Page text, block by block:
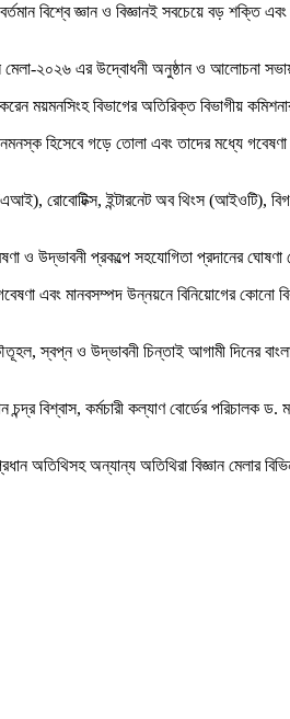
বিশ্বে জ্ঞান ও বিজ্ঞানই সবচেয়ে বড়
মেলা-২০২৬ এর উদ্বোধনী অনুষ্ঠান ও আলোচনা
ময়মনসিংহ বিভাগের অতিরিক্ত বিভাগীয়
হিসেবে গড়ে তোলা এবং তাদের মধ্যে
ইন্টারনেট অব থিংস (আইওটি), বিগ
ও উদ্ভাবনী প্রকল্পে সহযোগিতা প্রদানের ঘোষণা
এবং মানবসম্পদ উন্নয়নে বিনিয়োগের
স্বপ্ন ও উদ্ভাবনী চিন্তাই আগামী দিনের
চন্দ্র বিশ্বাস, কর্মচারী কল্যাণ বোর্ডের
অতিথিসহ অন্যান্য অতিথিরা বিজ্ঞান মেলার